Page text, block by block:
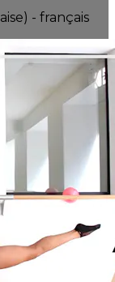
- français